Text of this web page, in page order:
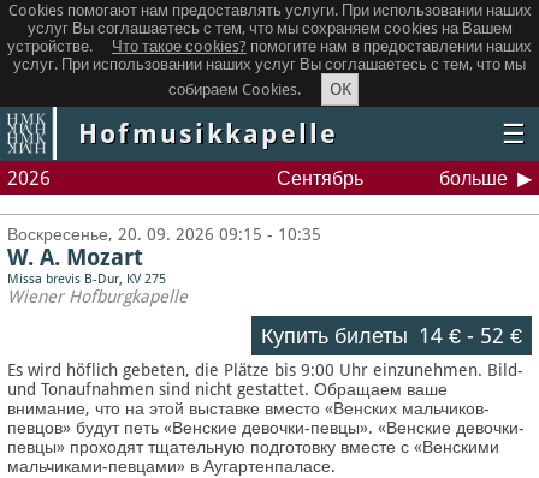
Cookies помогают нам предоставлять услуги. При использовании наших
услуг Вы соглашаетесь с тем, что мы сохраняем сookies на Вашем
устройстве.
Что такое сookies? помогите нам в предоставлении наших
услуг. При использовании наших услуг Вы соглашаетесь с тем, что мы
собираем Cookies.
OK
Hofmusikkapelle ☰
2026 Сентябрь больше
Воскресенье, 20. 09. 2026 09:15 - 10:35
W. A. Mozart
Missa brevis B-Dur, KV 275
Wiener Hofburgkapelle
Купить билеты 14 €- 52 €
Es wird höflich gebeten, die Plätze bis 9:00 Uhr einzunehmen. Bild-
und Tonaufnahmen sind nicht gestattet.Обращаем ваше
внимание, что на этой выставке вместо «Венских мальчиков-
певцов» будут петь «Венские девочки-певцы». «Венские девочки-
певцы» проходят тщательную подготовку вместе с «Венскими
мальчиками-певцами» в Аугартенпаласе.